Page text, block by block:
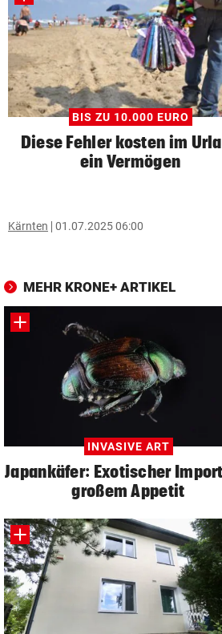
BIS ZU 10.000 EURO
Diese Fehler kosten im
ein Vermögen
Kärnten 01.07.2025 06:00
MEHR KRONE+ ARTIKEL
INVASIVE ART
Japankäfer: Exotischer
großem Appetit